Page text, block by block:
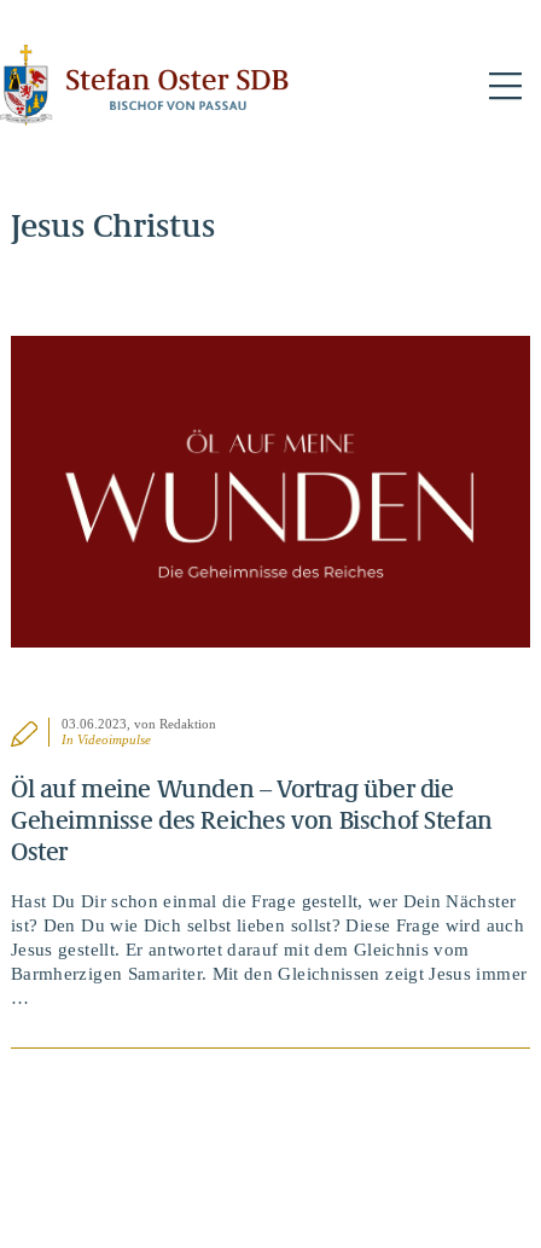
Jesus Christus
03.06.2023 , von Redaktion
InVideoimpulse
Öl auf meine Wunden – Vortrag über die
Geheimnisse des Reiches von Bischof Stefan
Oster
Hast Du Dir schon einmal die Frage gestellt, wer Dein Nächster
ist? Den Du wie Dich selbst lieben sollst? Diese Frage wird auch
Jesus gestellt. Er antwortet darauf mit dem Gleichnis vom
Barmherzigen Samariter. Mit den Gleichnissen zeigt Jesus immer
…